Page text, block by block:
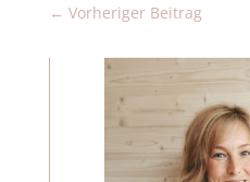
← Vorheriger Beitrag